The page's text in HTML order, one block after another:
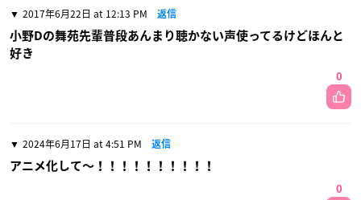
2017年6月22日 at 12:13 PM 返信
小野Dの舞苑先輩普段あんまり聴かない声使ってるけどほんと
好き
0
2024年6月17日 at 4:51 PM 返信
アニメ化して〜！！！！！！！！！！
0